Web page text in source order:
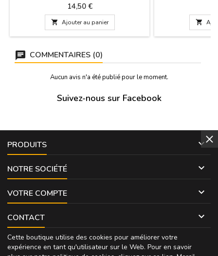
Prix
14,50 €
 Ajouter au panier
et, pour sa taille,
dans votre
vacuno et

COMMENTAIRES (0)
Aucun avis n'a été publié pour le moment.
Suivez-nous sur Facebook
PRODUITS 
NOTRE SOCIÉTÉ 
VOTRE COMPTE 
CONTACT 
Cette boutique utilise des cookies pour améliorer votre
expérience en tant qu'utilisateur sur le Web. Pour en savoir